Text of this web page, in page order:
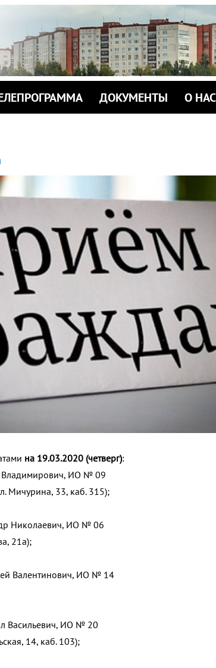
ДОКУМЕНТЫ О НАС
на 19.03.2020 (четверг):
Владимирович, ИО № 09
Мичурина, 33, каб. 315);
Николаевич, ИО № 06
21а);
Валентинович, ИО № 14
Васильевич, ИО № 20
14, каб. 103);